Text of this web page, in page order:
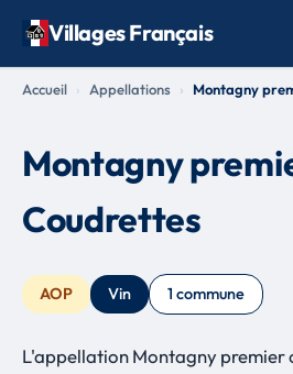
Villages Français
Accueil Appellations Montagny
Montagny
Coudrettes
AOP Vin 1 commune
L'appellation Montagny premier